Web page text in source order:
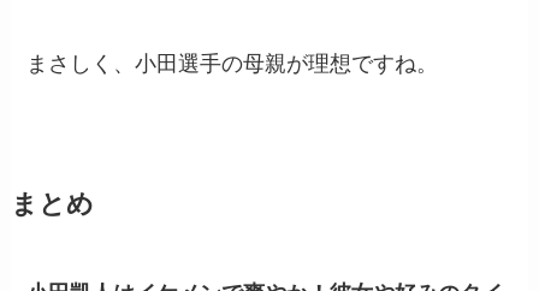
まさしく、小田選手の母親が理想ですね。
まとめ